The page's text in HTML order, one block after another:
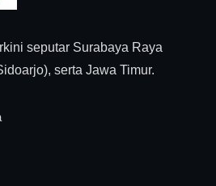
seputar Surabaya Raya
serta Jawa Timur.